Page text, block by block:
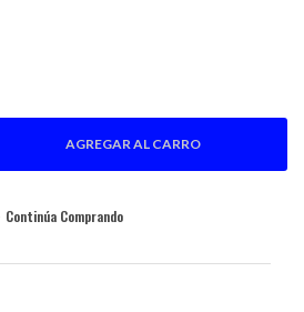
Continúa Comprando